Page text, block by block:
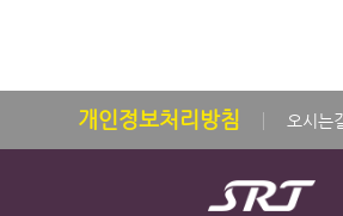
개인정보처리방침 오시는